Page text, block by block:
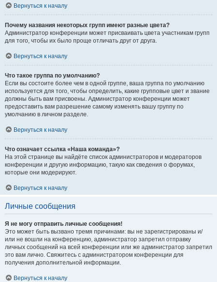
Вернуться к началу
Почему названия некоторых групп имеют разные цвета?
Администратор конференции может присваивать цвета участникам групп
для того, чтобы их было проще отличать друг от друга.
Вернуться к началу
Что такое группа по умолчанию?
Если вы состоите более чем в одной группе, ваша группа по умолчанию
используется для того, чтобы определить, какие групповые цвет и звание
должны быть вам присвоены. Администратор конференции может
предоставить вам разрешение самому изменять вашу группу по
умолчанию в личном разделе.
Вернуться к началу
Что означает ссылка «Наша команда»?
На этой странице вы найдёте список администраторов и модераторов
конференции и другую информацию, такую как сведения о форумах,
которые они модерируют.
Вернуться к началу
Личные сообщения
Я не могу отправить личные сообщения!
Это может быть вызвано тремя причинами: вы не зарегистрированы и/
или не вошли на конференцию, администратор запретил отправку
личных сообщений на всей конференции или же администратор запретил
это вам лично. Свяжитесь с администратором конференции для
получения дополнительной информации.
Вернуться к началу